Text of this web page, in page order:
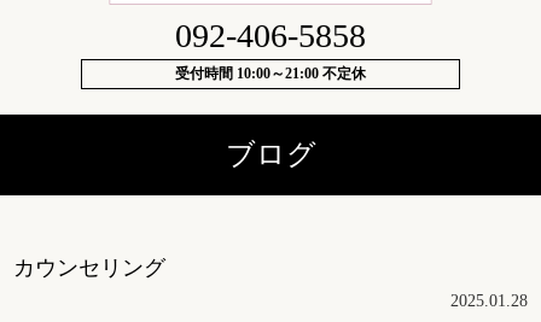
092-406-5858
受付時間 10:00～21:00 不定休
ブログ
カウンセリング
2025.01.28